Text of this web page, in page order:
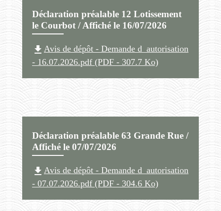
Déclaration préalable 12 Lotissement
le Courbot / Affiché le 16/07/2026
file_download Avis de dépôt - Demande d_autorisation
- 16.07.2026.pdf (PDF - 307.7 Ko)
Déclaration préalable 63 Grande Rue /
Affiché le 07/07/2026
file_download Avis de dépôt - Demande d_autorisation
- 07.07.2026.pdf (PDF - 304.6 Ko)